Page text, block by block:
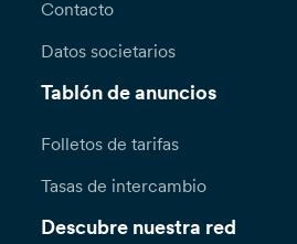
Contacto
Datos societarios
Tablón de anuncios
Folletos de tarifas
Tasas de intercambio
Descubre nuestra red